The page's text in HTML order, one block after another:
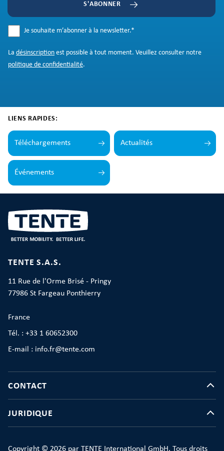
S'ABONNER
Je souhaite m’abonner à la newsletter.*
La désinscription est possible à tout moment. Veuillez consulter notre
politique de confidentialité.
LIENS RAPIDES:
Téléchargements Actualités
Événements
TENTE S.A.S.
11 Rue de l'Orme Brisé - Pringy
77986 St Fargeau Ponthierry
France
Tél. : +33 1 60652300
E-mail : info.fr@tente.com
CONTACT
JURIDIQUE
Copyright © 2026 par TENTE International GmbH. Tous droits